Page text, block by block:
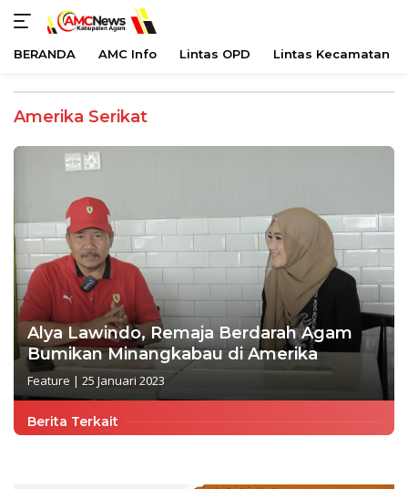
konten
BERANDA AMC Info Lintas OPD Lintas Kecamatan
Amerika Serikat
Alya Lawindo, Remaja Berdarah Agam
Bumikan Minangkabau di Amerika
Feature | 25 Januari 2023
Berita Terkait